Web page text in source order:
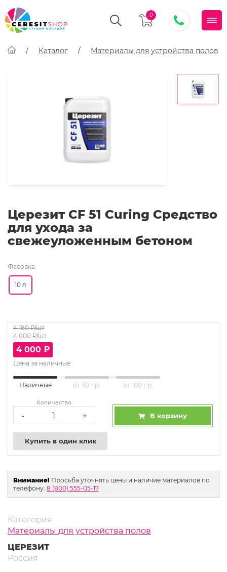
0
Каталог Материалы для устройства полов
Церезит CF 51 Curing Средство
для ухода за
свежеуложенным бетоном
Фасовка:
10 л
4 180₽/шт
4 000 ₽/шт
4 000 ₽
Цена за наличные
Наличные от 30 т.р. от 100 т.р.
Количество
- + В корзину
Купить в один клик
Внимание! Просьба уточнять цены и наличие материалов по
телефону: 8 (800) 555-05-17
Категория
Материалы для устройства полов
ЦЕРЕЗИТ
Россия